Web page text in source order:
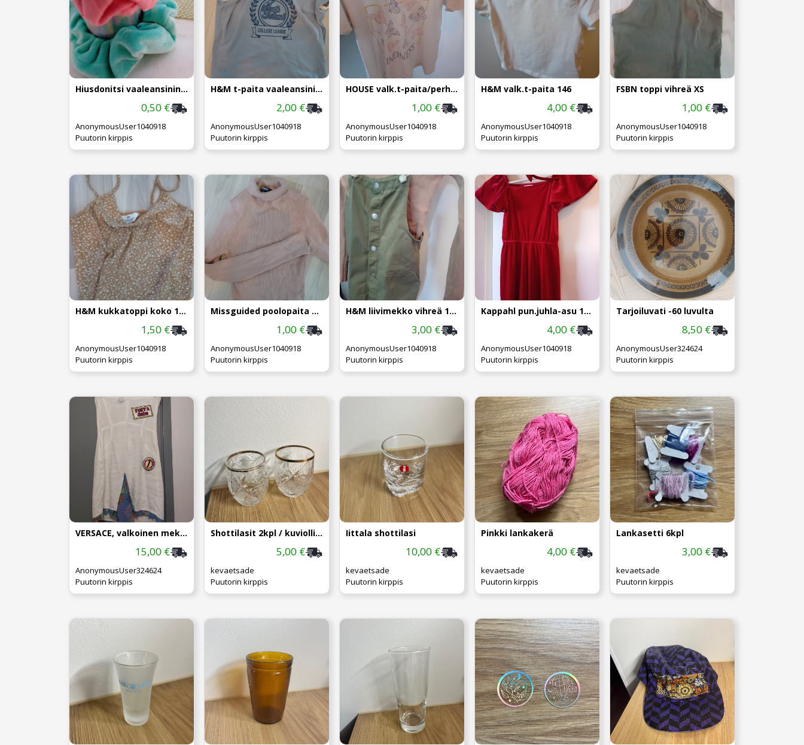
Hiusdonitsi vaaleansininen.
0,50 €
AnonymousUser1040918
Puutorin kirppis
H&M t-paita vaaleansininen 146
2,00 €
AnonymousUser1040918
Puutorin kirppis
HOUSE valk.t-paita/perhoset 146
1,00 €
AnonymousUser1040918
Puutorin kirppis
H&M valk.t-paita 146
4,00 €
AnonymousUser1040918
Puutorin kirppis
FSBN toppi vihreä XS
1,00 €
AnonymousUser1040918
Puutorin kirppis
H&M kukkatoppi koko 152
1,50 €
AnonymousUser1040918
Puutorin kirppis
Missguided poolopaita UK32(XS). Beige.
1,00 €
AnonymousUser1040918
Puutorin kirppis
H&M liivimekko vihreä 140cm
3,00 €
AnonymousUser1040918
Puutorin kirppis
Kappahl pun.juhla-asu 140cm&pantarusetti
4,00 €
AnonymousUser1040918
Puutorin kirppis
Tarjoiluvati -60 luvulta
8,50 €
AnonymousUser324624
Puutorin kirppis
VERSACE, valkoinen mekko, koko S
15,00 €
AnonymousUser324624
Puutorin kirppis
Shottilasit 2kpl / kuviolliset
5,00 €
kevaetsade
Puutorin kirppis
Iittala shottilasi
10,00 €
kevaetsade
Puutorin kirppis
Pinkki lankakerä
4,00 €
kevaetsade
Puutorin kirppis
Lankasetti 6kpl
3,00 €
kevaetsade
Puutorin kirppis